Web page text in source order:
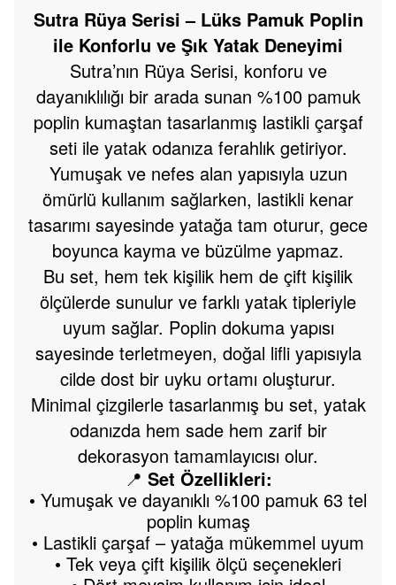
Sutra Rüya Serisi – Lüks Pamuk Poplin
ile Konforlu ve Şık Yatak Deneyimi
Sutra’nın Rüya Serisi, konforu ve
dayanıklılığı bir arada sunan %100 pamuk
poplin kumaştan tasarlanmış lastikli çarşaf
seti ile yatak odanıza ferahlık getiriyor.
Yumuşak ve nefes alan yapısıyla uzun
ömürlü kullanım sağlarken, lastikli kenar
tasarımı sayesinde yatağa tam oturur, gece
boyunca kayma ve büzülme yapmaz.
Bu set, hem tek kişilik hem de çift kişilik
ölçülerde sunulur ve farklı yatak tipleriyle
uyum sağlar. Poplin dokuma yapısı
sayesinde terletmeyen, doğal lifli yapısıyla
cilde dost bir uyku ortamı oluşturur.
Minimal çizgilerle tasarlanmış bu set, yatak
odanızda hem sade hem zarif bir
dekorasyon tamamlayıcısı olur.
📍 Set Özellikleri:
• Yumuşak ve dayanıklı %100 pamuk 63 tel
poplin kumaş
• Lastikli çarşaf – yatağa mükemmel uyum
• Tek veya çift kişilik ölçü seçenekleri